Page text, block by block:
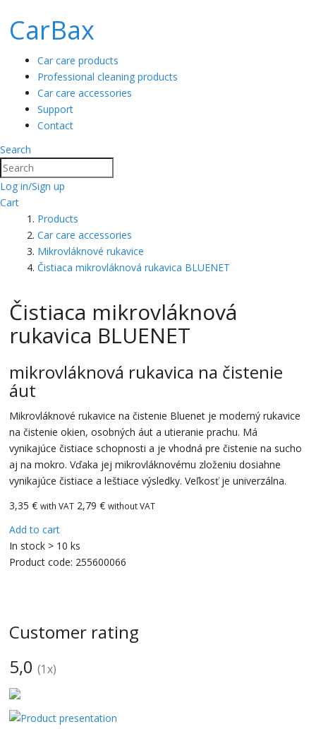
CarBax
Car care products
Professional cleaning products
Car care accessories
Support
Contact
Search
Log in/Sign up
Cart
Products
Car care accessories
Mikrovláknové rukavice
Čistiaca mikrovláknová rukavica BLUENET
Čistiaca mikrovláknová
rukavica BLUENET
mikrovláknová rukavica na čistenie
áut
Mikrovláknové rukavice na čistenie Bluenet je moderný rukavice
na čistenie okien, osobných áut a utieranie prachu. Má
vynikajúce čistiace schopnosti a je vhodná pre čistenie na sucho
aj na mokro. Vďaka jej mikrovláknovému zloženiu dosiahne
vynikajúce čistiace a leštiace výsledky. Veľkosť je univerzálna.
3,35 € with VAT 2,79 € without VAT
Add to cart
In stock > 10 ks
Product code: 255600066
Customer rating
5,0 (1x)
CarBax